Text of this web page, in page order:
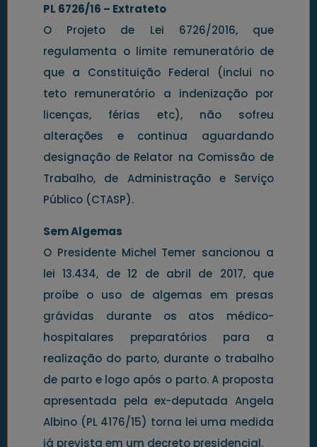
PL 6726/16 – Extrateto
O Projeto de Lei 6726/2016, que
regulamenta o limite remuneratório de
que a Constituição Federal (inclui no
teto remuneratório a indenização por
licenças, férias etc), não sofreu
alterações e continua aguardando
designação de Relator na Comissão de
Trabalho, de Administração e Serviço
Público (CTASP).
Sem Algemas
O Presidente Michel Temer sancionou a
lei 13.434, de 12 de abril de 2017, que
proíbe o uso de algemas em presas
grávidas durante os atos médico-
hospitalares preparatórios para a
realização do parto, durante o trabalho
de parto e logo após o parto. A proposta
apresentada pela ex-deputada Angela
Albino (PL 4176/15) torna lei uma medida
já prevista em um decreto presidencial.